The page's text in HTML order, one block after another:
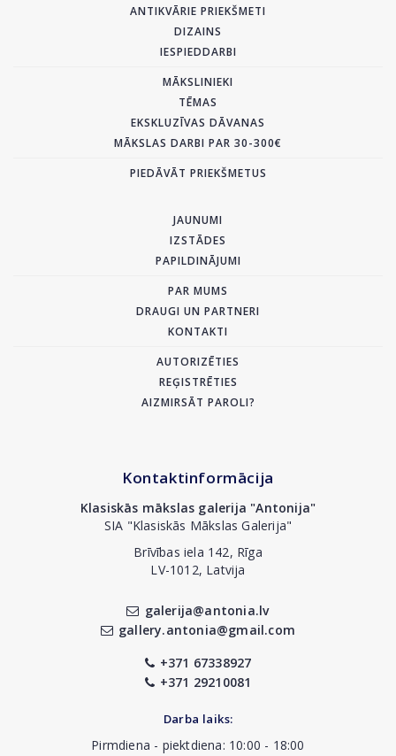
ANTIKVĀRIE PRIEKŠMETI
DIZAINS
IESPIEDDARBI
MĀKSLINIEKI
TĒMAS
EKSKLUZĪVAS DĀVANAS
MĀKSLAS DARBI PAR 30-300€
PIEDĀVĀT PRIEKŠMETUS
JAUNUMI
IZSTĀDES
PAPILDINĀJUMI
PAR MUMS
DRAUGI UN PARTNERI
KONTAKTI
AUTORIZĒTIES
REĢISTRĒTIES
AIZMIRSĀT PAROLI?
Kontaktinformācija
Klasiskās mākslas galerija "Antonija"
SIA "Klasiskās Mākslas Galerija"
Brīvības iela 142, Rīga
LV-1012, Latvija
galerija@antonia.lv
gallery.antonia@gmail.com
+371 67338927
+371 29210081
Darba laiks:
Pirmdiena - piektdiena: 10:00 - 18:00